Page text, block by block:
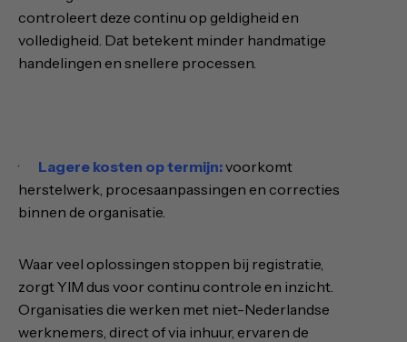
controleert deze continu op geldigheid en
volledigheid. Dat betekent minder handmatige
handelingen en snellere processen.
· Lagere kosten op termijn:voorkomt
herstelwerk, procesaanpassingen en correcties
binnen de organisatie.
Waar veel oplossingen stoppen bij registratie,
zorgt YIM dus voor continu controle en inzicht.
Organisaties die werken met niet-Nederlandse
werknemers, direct of via inhuur, ervaren de